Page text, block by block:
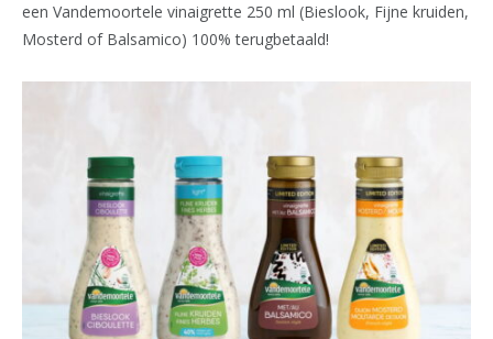
een Vandemoortele vinaigrette 250 ml (Bieslook, Fijne kruiden,
Mosterd of Balsamico) 100% terugbetaald!